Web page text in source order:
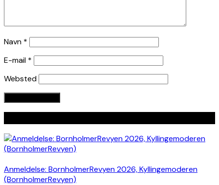
Navn *
E-mail *
Websted
Anmeldelse: BornholmerRevyen 2026, Kyllingemoderen
(BornholmerRevyen)